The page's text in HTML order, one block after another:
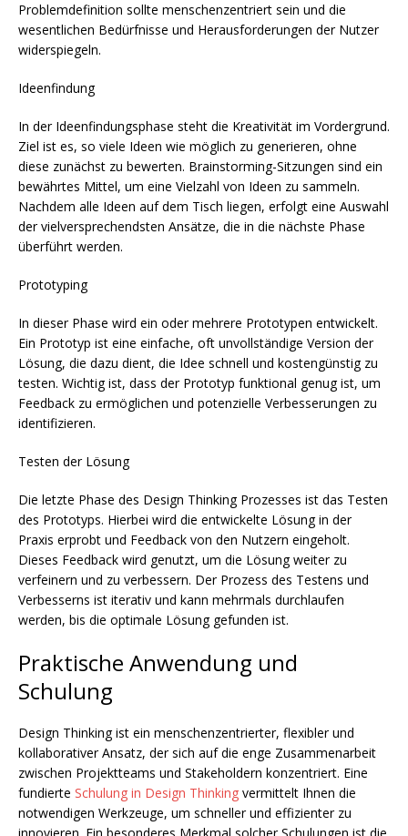
Problemdefinition sollte menschenzentriert sein und die
wesentlichen Bedürfnisse und Herausforderungen der Nutzer
widerspiegeln.
Ideenfindung
In der Ideenfindungsphase steht die Kreativität im Vordergrund.
Ziel ist es, so viele Ideen wie möglich zu generieren, ohne
diese zunächst zu bewerten. Brainstorming-Sitzungen sind ein
bewährtes Mittel, um eine Vielzahl von Ideen zu sammeln.
Nachdem alle Ideen auf dem Tisch liegen, erfolgt eine Auswahl
der vielversprechendsten Ansätze, die in die nächste Phase
überführt werden.
Prototyping
In dieser Phase wird ein oder mehrere Prototypen entwickelt.
Ein Prototyp ist eine einfache, oft unvollständige Version der
Lösung, die dazu dient, die Idee schnell und kostengünstig zu
testen. Wichtig ist, dass der Prototyp funktional genug ist, um
Feedback zu ermöglichen und potenzielle Verbesserungen zu
identifizieren.
Testen der Lösung
Die letzte Phase des Design Thinking Prozesses ist das Testen
des Prototyps. Hierbei wird die entwickelte Lösung in der
Praxis erprobt und Feedback von den Nutzern eingeholt.
Dieses Feedback wird genutzt, um die Lösung weiter zu
verfeinern und zu verbessern. Der Prozess des Testens und
Verbesserns ist iterativ und kann mehrmals durchlaufen
werden, bis die optimale Lösung gefunden ist.
Praktische Anwendung und
Schulung
Design Thinking ist ein menschenzentrierter, flexibler und
kollaborativer Ansatz, der sich auf die enge Zusammenarbeit
zwischen Projektteams und Stakeholdern konzentriert. Eine
fundierte Schulung in Design Thinking vermittelt Ihnen die
notwendigen Werkzeuge, um schneller und effizienter zu